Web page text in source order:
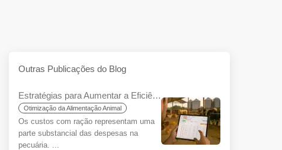
Outras Publicações do Blog
Estratégias para Aumentar a Eficiência da Ração na Pecuária: Maximizando o Benefício com YemYap
Otimização da Alimentação Animal
Os custos com ração representam uma
parte substancial das despesas na
pecuária. ...